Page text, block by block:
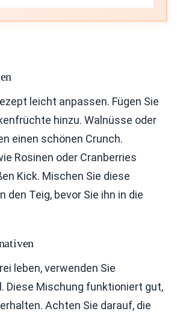
leicht anpassen. Fügen Sie
hinzu. Walnüsse oder
einen schönen Crunch.
Rosinen oder Cranberries
Kick. Mischen Sie diese
den Teig, bevor Sie ihn in die
leben, verwenden Sie
Diese Mischung funktioniert gut,
Achten Sie darauf, die